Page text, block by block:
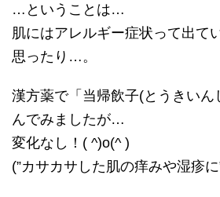
…ということは…
肌にはアレルギー症状って出て
思ったり…。
漢方薬で「当帰飲子(とうきいん
んでみましたが…
変化なし！( ^)o(^ )
(”カサカサした肌の痒みや湿疹